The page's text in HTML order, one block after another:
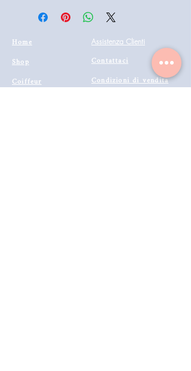
Home
Shop
Coiffeur
Assistenza Clienti
Contattaci
Condizioni di vendita